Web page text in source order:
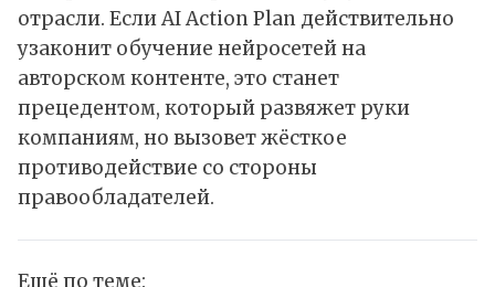
отрасли. Если AI Action Plan действительно
узаконит обучение нейросетей на
авторском контенте, это станет
прецедентом, который развяжет руки
компаниям, но вызовет жёсткое
противодействие со стороны
правообладателей.
Ещё по теме: